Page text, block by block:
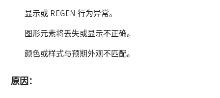
显示或 REGEN 行为异常。
图形元素将丢失或显示不正确。
颜色或样式与预期外观不匹配。
原因：